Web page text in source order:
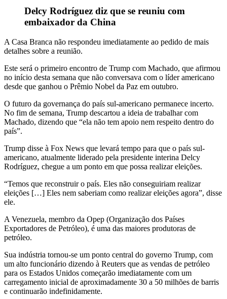
Delcy Rodríguez diz que se reuniu com
embaixador da China
A Casa Branca não respondeu imediatamente ao pedido de mais
detalhes sobre a reunião.
Este será o primeiro encontro de Trump com Machado, que afirmou
no início desta semana que não conversava com o líder americano
desde que ganhou o Prêmio Nobel da Paz em outubro.
O futuro da governança do país sul-americano permanece incerto.
No fim de semana, Trump descartou a ideia de trabalhar com
Machado, dizendo que “ela não tem apoio nem respeito dentro do
país”.
Trump disse à Fox News que levará tempo para que o país sul-
americano, atualmente liderado pela presidente interina Delcy
Rodríguez, chegue a um ponto em que possa realizar eleições.
“Temos que reconstruir o país. Eles não conseguiriam realizar
eleições […] Eles nem saberiam como realizar eleições agora”, disse
ele.
A Venezuela, membro da Opep (Organização dos Países
Exportadores de Petróleo), é uma das maiores produtoras de
petróleo.
Sua indústria tornou-se um ponto central do governo Trump, com
um alto funcionário dizendo à Reuters que as vendas de petróleo
para os Estados Unidos começarão imediatamente com um
carregamento inicial de aproximadamente 30 a 50 milhões de barris
e continuarão indefinidamente.